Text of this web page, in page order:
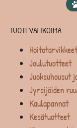
TUOTEVALIKOIMA
Hoitotarvikkeet
Joulutuotteet
Juoksuhousut
Jyrsijöiden
Kaulapannat
Kesätuotteet